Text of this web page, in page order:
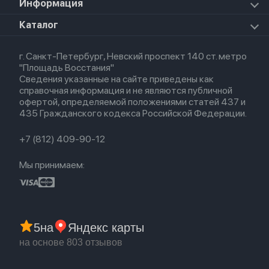
Apple Watch Series 8
Apple Watch SE 2022
Airpods Pro
Airpods 3
Airpods (1-е)
EarPods
Apple TV
HomePod 2
Для iPhone
Для Macbook
Информация
О магазине
Политика конфиденциальности
Оплата и доставка
Партнерская программа
Гарантия
Обмен и возврат
Бонусы
Каталог
Новые поступления
Популярное
Акции
г. Санкт-Петербург, Невский проспект 140 ст. метро
"Площадь Восстания"
Сведения указанные на сайте приведены как
справочная информация и не являются публичной
офертой, определяемой положениями статей 437 и
435 Гражданского кодекса Российской Федерации.
+7 (812) 409-90-12
Мы принимаем:
5на Яндекс карты
на основе 803 отзывов